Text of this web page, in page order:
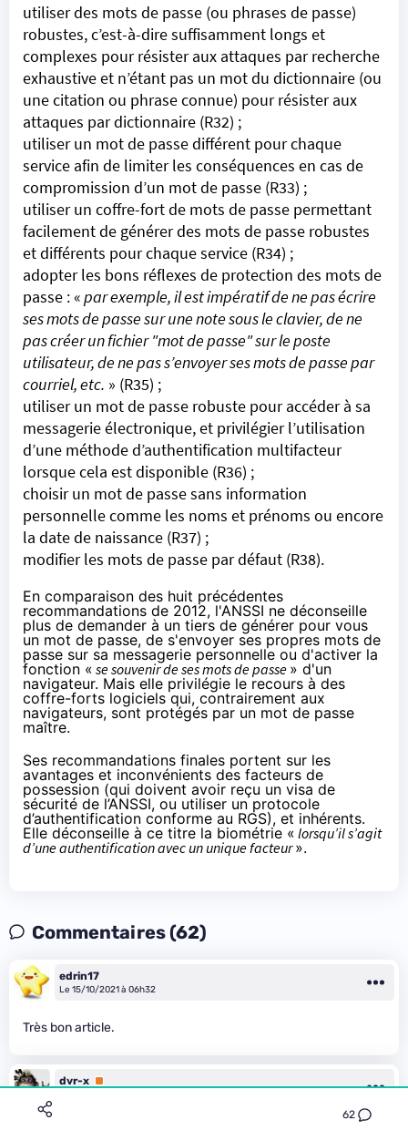
utiliser des mots de passe (ou phrases de passe)
robustes, c’est-à-dire suffisamment longs et
complexes pour résister aux attaques par recherche
exhaustive et n’étant pas un mot du dictionnaire (ou
une citation ou phrase connue) pour résister aux
attaques par dictionnaire (R32) ;
utiliser un mot de passe différent pour chaque
service afin de limiter les conséquences en cas de
compromission d’un mot de passe (R33) ;
utiliser un coffre-fort de mots de passe permettant
facilement de générer des mots de passe robustes
et différents pour chaque service (R34) ;
adopter les bons réflexes de protection des mots de
passe : «par exemple, il est impératif de ne pas écrire
ses mots de passe sur une note sous le clavier, de ne
pas créer un fichier "mot de passe" sur le poste
utilisateur, de ne pas s’envoyer ses mots de passe par
courriel, etc. » (R35) ;
utiliser un mot de passe robuste pour accéder à sa
messagerie électronique, et privilégier l’utilisation
d’une méthode d’authentification multifacteur
lorsque cela est disponible (R36) ;
choisir un mot de passe sans information
personnelle comme les noms et prénoms ou encore
la date de naissance (R37) ;
modifier les mots de passe par défaut (R38).
En comparaison des huit précédentes
recommandations de 2012, l'ANSSI ne déconseille
plus de demander à un tiers de générer pour vous
un mot de passe, de s'envoyer ses propres mots de
passe sur sa messagerie personnelle ou d'activer la
fonction « se souvenir de ses mots de passe » d'un
navigateur. Mais elle privilégie le recours à des
coffre-forts logiciels qui, contrairement aux
navigateurs, sont protégés par un mot de passe
maître.
Ses recommandations finales portent sur les
avantages et inconvénients des facteurs de
possession (qui doivent avoir reçu un visa de
sécurité de l’ANSSI, ou utiliser un protocole
d’authentification conforme au RGS), et inhérents.
Elle déconseille à ce titre la biométrie « lorsqu’il s’agit
d’une authentification avec un unique facteur».
62
Commentaires (62)
edrin17
Le 15/10/2021 à 06h32
Très bon article.
dvr-x Premium